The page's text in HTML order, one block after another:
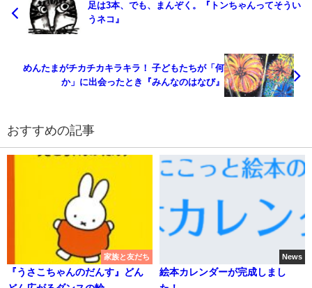
足は3本、でも、まんぞく。『トンちゃんってそうい
うネコ』
めんたまがチカチカキラキラ！ 子どもたちが「何
か」に出会ったとき『みんなのはなび』
おすすめの記事
家族と友だち
『うさこちゃんのだんす』どん
News
絵本カレンダーが完成しまし